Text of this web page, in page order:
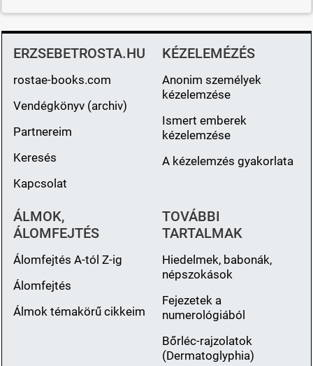
ERZSEBETROSTA.HU
rostae-books.com
Vendégkönyv (archiv)
Partnereim
Keresés
Kapcsolat
KÉZELEMÉZÉS
Anonim személyek
kézelemzése
Ismert emberek
kézelemzése
A kézelemzés gyakorlata
ÁLMOK,
ÁLOMFEJTÉS
Álomfejtés A-tól Z-ig
Álomfejtés
Álmok témakörű cikkeim
TOVÁBBI
TARTALMAK
Hiedelmek, babonák,
népszokások
Fejezetek a
numerológiából
Bőrléc-rajzolatok
(Dermatoglyphia)